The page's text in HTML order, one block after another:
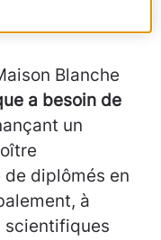
Blanche
a besoin de
un
diplômés en
à
scientifiques